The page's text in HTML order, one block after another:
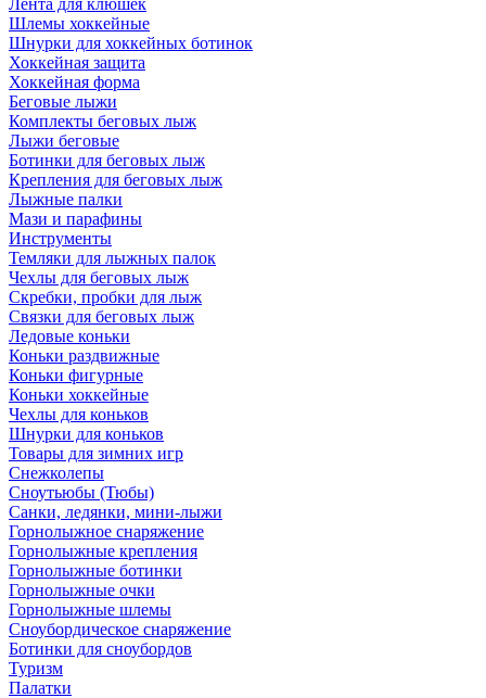
Лента для клюшек
Шлемы хоккейные
Шнурки для хоккейных ботинок
Хоккейная защита
Хоккейная форма
Беговые лыжи
Комплекты беговых лыж
Лыжи беговые
Ботинки для беговых лыж
Крепления для беговых лыж
Лыжные палки
Мази и парафины
Инструменты
Темляки для лыжных палок
Чехлы для беговых лыж
Скребки, пробки для лыж
Связки для беговых лыж
Ледовые коньки
Коньки раздвижные
Коньки фигурные
Коньки хоккейные
Чехлы для коньков
Шнурки для коньков
Товары для зимних игр
Снежколепы
Сноутьюбы (Тюбы)
Санки, ледянки, мини-лыжи
Горнолыжное снаряжение
Горнолыжные крепления
Горнолыжные ботинки
Горнолыжные очки
Горнолыжные шлемы
Сноубордическое снаряжение
Ботинки для сноубордов
Туризм
Палатки